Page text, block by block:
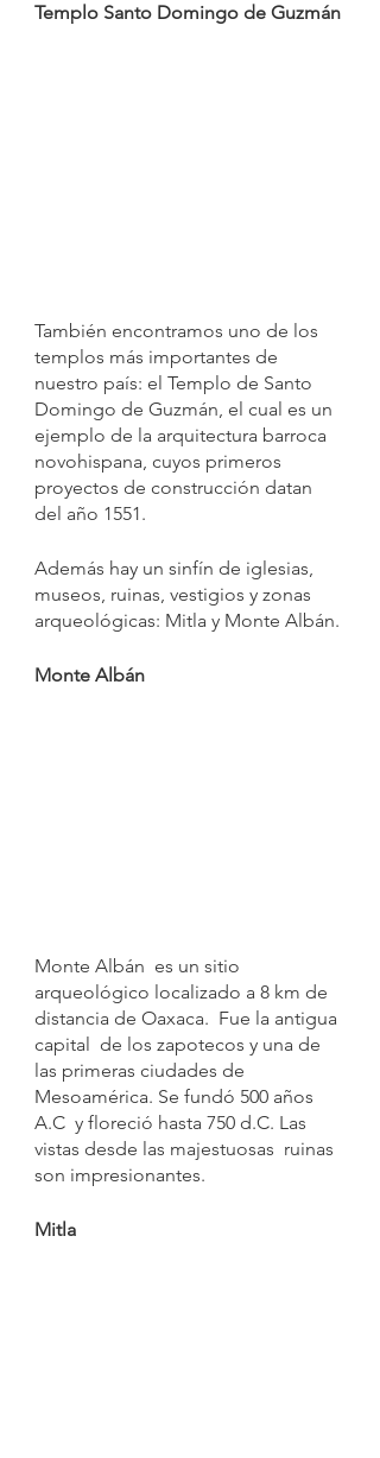
Templo Santo Domingo de Guzmán
También encontramos uno de los
templos más importantes de
nuestro país: el Templo de Santo
Domingo de Guzmán, el cual es un
ejemplo de la arquitectura barroca
novohispana, cuyos primeros
proyectos de construcción datan
del año 1551.
Además hay un sinfín de iglesias,
museos, ruinas, vestigios y zonas
arqueológicas: Mitla y Monte Albán.
Monte Albán
Monte Albán  es un sitio
arqueológico localizado a 8 km de
distancia de Oaxaca.  Fue la antigua
capital  de los zapotecos y una de
las primeras ciudades de
Mesoamérica. Se fundó 500 años
A.C  y floreció hasta 750 d.C. Las
vistas desde las majestuosas  ruinas
son impresionantes.
Mitla